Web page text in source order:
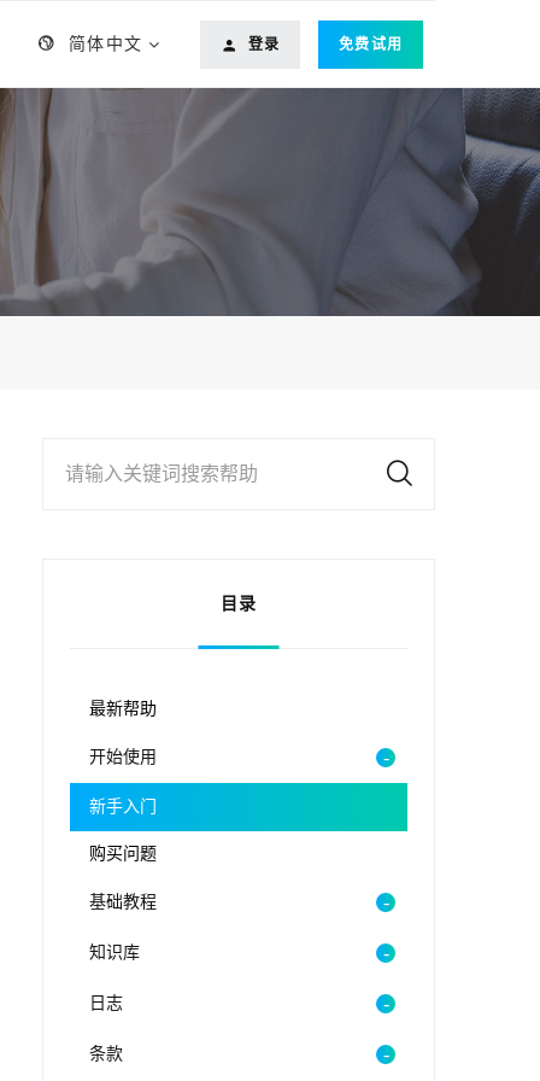
简体中文 登录 免费试用
请输入关键词搜索帮助
目录
最新帮助
开始使用
新手入门
购买问题
基础教程
知识库
日志
条款